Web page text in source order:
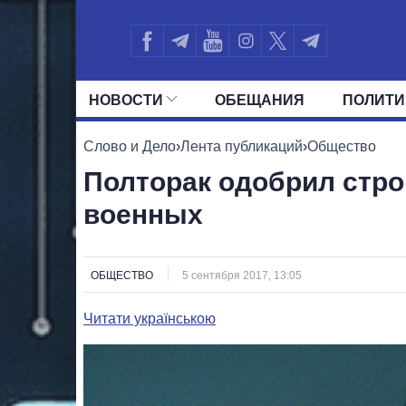
НОВОСТИ ОБЕЩАНИЯ
ВСЕ ПОЛИТИКИ ПРЕЗИДЕНТ И
Слово и Дело›Лента публикаций›Общество
Полторак одобрил
военных
ОБЩЕСТВО 5 сентября 2017, 13:05
Читати українською